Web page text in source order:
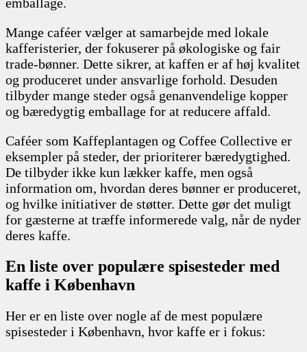
Mange caféer vælger at samarbejde med lokale
kafferisterier, der fokuserer på økologiske og fair
trade-bønner. Dette sikrer, at kaffen er af høj kvalitet
og produceret under ansvarlige forhold. Desuden
tilbyder mange steder også genanvendelige kopper
og bæredygtig emballage for at reducere affald.
Caféer som Kaffeplantagen og Coffee Collective er
eksempler på steder, der prioriterer bæredygtighed.
De tilbyder ikke kun lækker kaffe, men også
information om, hvordan deres bønner er produceret,
og hvilke initiativer de støtter. Dette gør det muligt
for gæsterne at træffe informerede valg, når de nyder
deres kaffe.
En liste over populære spisesteder med
kaffe i København
Her er en liste over nogle af de mest populære
spisesteder i København, hvor kaffe er i fokus: